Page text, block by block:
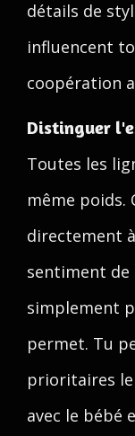
détails de
influencent
coopération
Distinguer
Toutes les
même poids.
directement
sentiment
simplement
permet. Tu
prioritaires
avec le bébé